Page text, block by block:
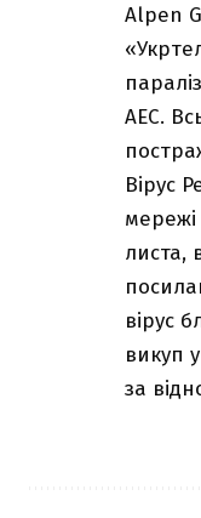
Alpen
АЕС.
Вірус
листа,
вірус
викуп
за